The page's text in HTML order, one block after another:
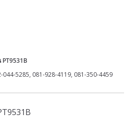
PT9531B
5285, 081-928-4119, 081-350-4459